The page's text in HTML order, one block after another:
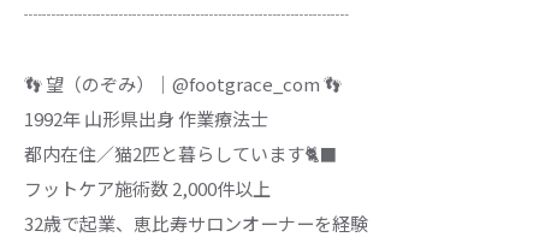
┈┈┈┈┈┈┈┈┈┈┈┈┈┈┈┈┈┈
👣 望（のぞみ）｜@footgrace_com 👣
1992年 山形県出身 作業療法士
都内在住／猫2匹と暮らしています🐈‍⬛
フットケア施術数 2,000件以上
32歳で起業、恵比寿サロンオーナーを経験